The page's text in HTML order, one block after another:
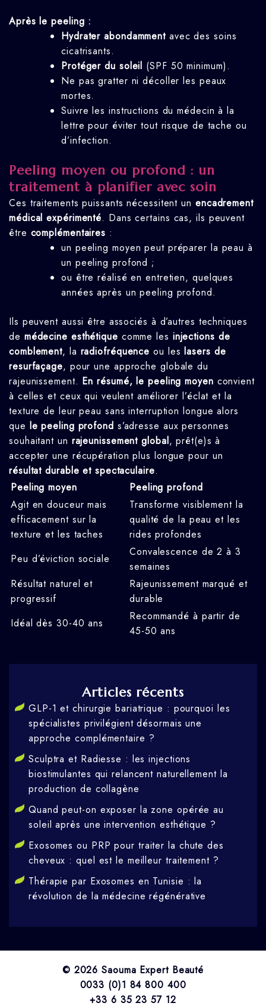
Après le peeling :
Hydrater abondamment avec des soins
cicatrisants.
Protéger du soleil (SPF 50 minimum).
Ne pas gratter ni décoller les peaux
mortes.
Suivre les instructions du médecin à la
lettre pour éviter tout risque de tache ou
d’infection.
Peeling moyen ou profond : un
traitement à planifier avec soin
Ces traitements puissants nécessitent un encadrement
médical expérimenté. Dans certains cas, ils peuvent
être complémentaires :
un peeling moyen peut préparer la peau à
un peeling profond ;
ou être réalisé en entretien, quelques
années après un peeling profond.
Ils peuvent aussi être associés à d’autres techniques
de médecine esthétique comme les injections de
comblement, la radiofréquence ou leslasers de
resurfaçage, pour une approche globale du
rajeunissement. En résumé, le peeling moyen convient
à celles et ceux qui veulent améliorer l’éclat et la
texture de leur peau sans interruption longue alors
que le peeling profond s’adresse aux personnes
souhaitant un rajeunissement global, prêt(e)s à
accepter une récupération plus longue pour un
résultat durable et spectaculaire.
Peeling moyen
Peeling profond
Agit en douceur mais
efficacement sur la
texture et les taches
Transforme visiblement la
qualité de la peau et les
rides profondes
Peu d’éviction sociale
Convalescence de 2 à 3
semaines
Résultat naturel et
progressif
Rajeunissement marqué et
durable
Idéal dès 30-40 ans
Recommandé à partir de
45-50 ans
Articles récents
GLP-1 et chirurgie bariatrique : pourquoi les
spécialistes privilégient désormais une
approche complémentaire ?
Sculptra et Radiesse : les injections
biostimulantes qui relancent naturellement la
production de collagène
Quand peut-on exposer la zone opérée au
soleil après une intervention esthétique ?
Exosomes ou PRP pour traiter la chute des
cheveux : quel est le meilleur traitement ?
Thérapie par Exosomes en Tunisie : la
révolution de la médecine régénérative
© 2026 Saouma Expert Beauté
0033 (0)1 84 800 400
+33 6 35 23 57 12